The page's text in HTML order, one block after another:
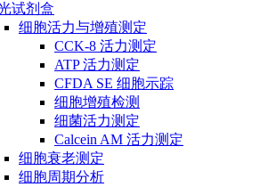
试剂盒
细胞活力与增殖测定
CCK-8 活力测定
ATP 活力测定
CFDA SE 细胞示踪
细胞增殖检测
细菌活力测定
Calcein AM 活力测定
细胞衰老测定
细胞周期分析